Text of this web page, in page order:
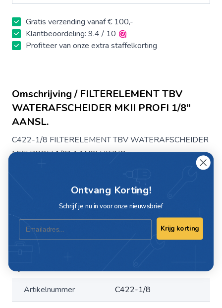
Gratis verzending vanaf € 100,-
Klantbeoordeling: 9.4 / 10
Profiteer van onze extra staffelkorting
Omschrijving / FILTERELEMENT TBV
WATERAFSCHEIDER MKII PROFI 1/8"
AANSL.
C422-1/8 FILTERELEMENT TBV WATERAFSCHEIDER
MKII PROFI 1/8" AANSLUITING
MKII is een professionele lijn luchtverzorgings units.
Filterelement 20 micron tbv waterafscheiders met 1/8"
aansluiting
Specificaties
Artikelnummer C422-1/8
Ontvang Korting!
Schrijf je nu in voor onze nieuwsbrief
Email
Krijg korting